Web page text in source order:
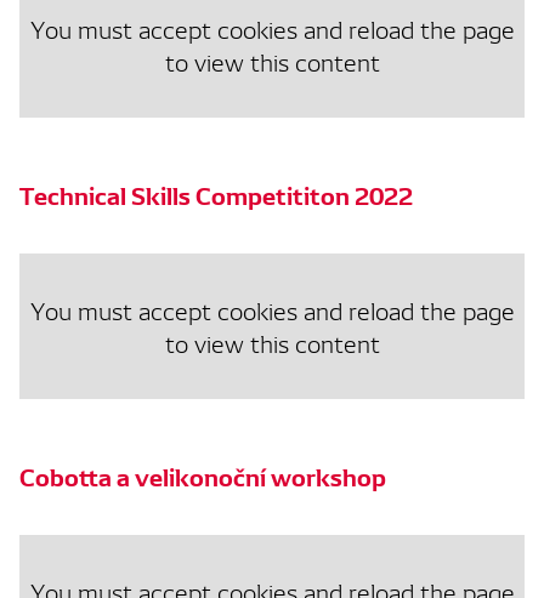
You must accept cookies and reload the page
to view this content
Technical Skills Competititon 2022
You must accept cookies and reload the page
to view this content
Cobotta a velikonoční workshop